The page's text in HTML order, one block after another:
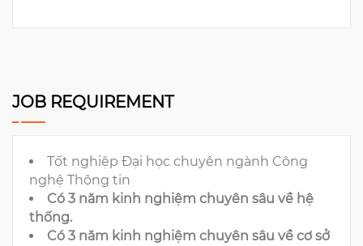
JOB REQUIREMENT
Tốt nghiệp Đại học chuyên ngành Công
nghệ Thông tin
Có 3 năm kinh nghiệm chuyên sâu về hệ
thống.
Có 3 năm kinh nghiệm chuyên sâu về cơ sở